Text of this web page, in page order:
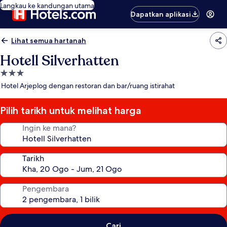
Langkau ke kandungan utama
Dapatkan aplikasi
Lihat semua hartanah
Hotell Silverhatten
Hartanah
3.0
Hotel Arjeplog dengan restoran dan bar/ruang istirahat
Pilih tarikh untuk melihat harga
Ingin ke mana?
Tarikh
Pengembara